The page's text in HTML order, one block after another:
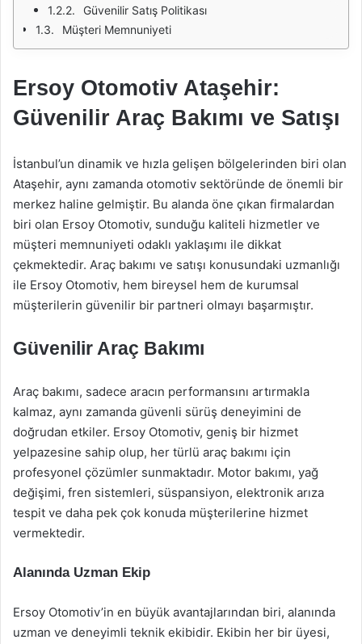
Güvenilir Satış Politikası
Müşteri Memnuniyeti
Ersoy Otomotiv Ataşehir:
Güvenilir Araç Bakımı ve Satışı
İstanbul’un dinamik ve hızla gelişen bölgelerinden biri olan
Ataşehir, aynı zamanda otomotiv sektöründe de önemli bir
merkez haline gelmiştir. Bu alanda öne çıkan firmalardan
biri olan Ersoy Otomotiv, sunduğu kaliteli hizmetler ve
müşteri memnuniyeti odaklı yaklaşımı ile dikkat
çekmektedir. Araç bakımı ve satışı konusundaki uzmanlığı
ile Ersoy Otomotiv, hem bireysel hem de kurumsal
müşterilerin güvenilir bir partneri olmayı başarmıştır.
Güvenilir Araç Bakımı
Araç bakımı, sadece aracın performansını artırmakla
kalmaz, aynı zamanda güvenli sürüş deneyimini de
doğrudan etkiler. Ersoy Otomotiv, geniş bir hizmet
yelpazesine sahip olup, her türlü araç bakımı için
profesyonel çözümler sunmaktadır. Motor bakımı, yağ
değişimi, fren sistemleri, süspansiyon, elektronik arıza
tespit ve daha pek çok konuda müşterilerine hizmet
vermektedir.
Alanında Uzman Ekip
Ersoy Otomotiv’in en büyük avantajlarından biri, alanında
uzman ve deneyimli teknik ekibidir. Ekibin her bir üyesi,